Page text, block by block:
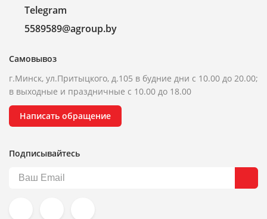
Telegram
5589589@agroup.by
Самовывоз
г.Минск, ул.Притыцкого, д.105 в будние дни с 10.00 до 20.00;
в выходные и праздничные с 10.00 до 18.00
Написать обращение
Подписывайтесь